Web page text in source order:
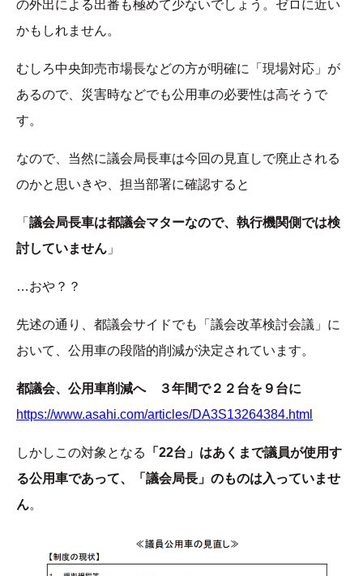
の外出による出番も極めて少ないでしょう。ゼロに近い
かもしれません。
むしろ中央卸売市場長などの方が明確に「現場対応」が
あるので、災害時などでも公用車の必要性は高そうで
す。
なので、当然に議会局長車は今回の見直しで廃止される
のかと思いきや、担当部署に確認すると
「 議会局長車は都議会マターなので、執行機関側では検
討していません 」
…おや？？
先述の通り、都議会サイドでも「議会改革検討会議」に
おいて、公用車の段階的削減が決定されています。
都議会、公用車削減へ ３年間で２２台を９台に
https://www.asahi.com/articles/DA3S13264384.html
しかしこの対象となる
「22台」はあくまで議員が使用す
る公用車であって、「議会局長」のものは入っていませ
ん。